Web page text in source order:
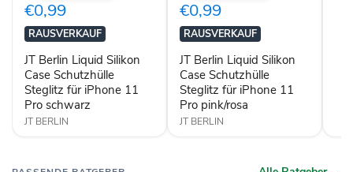
Silikon
Case
Schutzhülle
Steglitz
für
iPhone
11
Pro
schwarz
€0,99
RAUSVERKAUF
JT Berlin Liquid Silikon
Case Schutzhülle
Steglitz für iPhone 11
Pro schwarz
JT BERLIN
Silikon
Case
Schutzhülle
Steglitz
für
iPhone
11
Pro
pink/rosa
€0,99
RAUSVERKAUF
JT Berlin Liquid Silikon
Case Schutzhülle
Steglitz für iPhone 11
Pro pink/rosa
JT BERLIN